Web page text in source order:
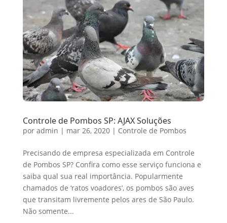
Controle de Pombos SP: AJAX Soluções
por admin | mar 26, 2020| Controle de Pombos
Precisando de empresa especializada em Controle
de Pombos SP? Confira como esse serviço funciona e
saiba qual sua real importância. Popularmente
chamados de ‘ratos voadores’, os pombos são aves
que transitam livremente pelos ares de São Paulo.
Não somente...